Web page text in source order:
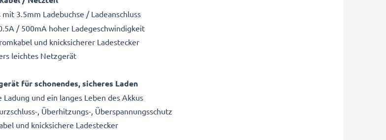
3.5mm Ladebuchse / Ladeanschluss
/ 500mA hoher Ladegeschwindigkeit
und knicksicherer Ladestecker
leichtes Netzgerät
für schonendes, sicheres Laden
und ein langes Leben des Akkus
, Überhitzungs-, Überspannungsschutz
und knicksichere Ladestecker